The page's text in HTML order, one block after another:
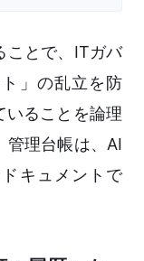
ことで、ITガバ
」の乱立を防
いることを論理
管理台帳は、AI
キュメントで